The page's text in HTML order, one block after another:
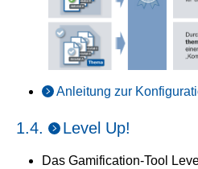
Anleitung zur
1.4. Level Up!
Das Gamification-Tool